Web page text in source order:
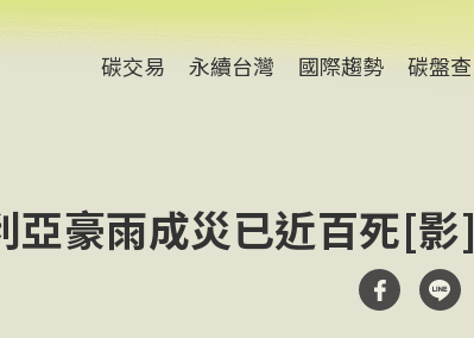
碳交易 永續台灣 國際趨勢 碳盤查
亞豪雨成災已近百死[影]